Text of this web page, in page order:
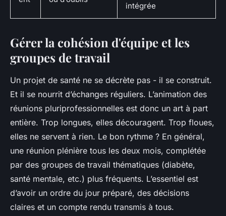
intégrée
Gérer la cohésion d'équipe et les
groupes de travail
Un projet de santé ne se décrète pas - il se construit.
Et il se nourrit d’échanges réguliers. L’animation des
réunions pluriprofessionnelles est donc un art à part
entière. Trop longues, elles découragent. Trop floues,
elles ne servent à rien. Le bon rythme ? En général,
une réunion plénière tous les deux mois, complétée
par des groupes de travail thématiques (diabète,
santé mentale, etc.) plus fréquents. L’essentiel est
d’avoir un ordre du jour préparé, des décisions
claires et un compte rendu transmis à tous.